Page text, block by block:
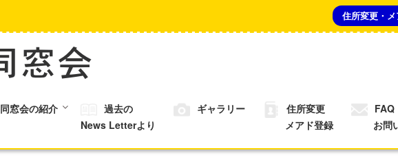
住所変更・
同窓会の紹介
過去の
News Letterより
ギャラリー
住所変更
メアド登録
FAQ
お問い